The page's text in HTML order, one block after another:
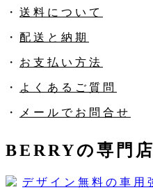
・ 送料について
・ 配送と納期
・ お支払い方法
・ よくあるご質問
・ メールでお問合せ
BERRYの専門店